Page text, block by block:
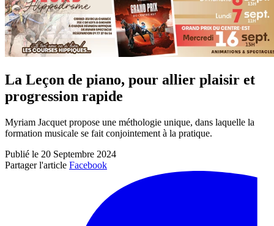
La Leçon de piano, pour allier plaisir et
progression rapide
Myriam Jacquet propose une méthologie unique, dans laquelle la
formation musicale se fait conjointement à la pratique.
Publié le 20 Septembre 2024
Partager l'article Facebook